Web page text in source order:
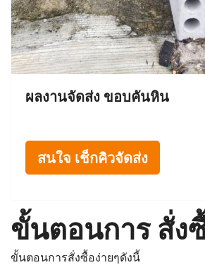
ผลงานจัดส่ง ขอบคันหิน
สนใจ เช็กคิวจัดส่ง
ขั้นตอนการ สั่ง
ขั้นตอนการสั่งซื้อง่ายๆดังนี้